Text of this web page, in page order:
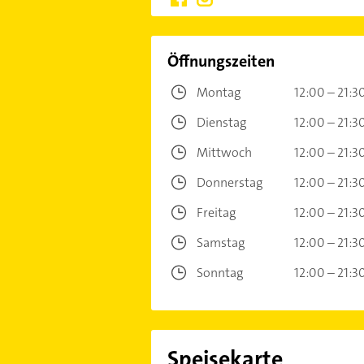
Öffnungszeiten
Montag
12:00 –
Dienstag
12:00 –
Mittwoch
12:00 –
Donnerstag
12:00 –
Freitag
12:00 –
Samstag
12:00 –
Sonntag
12:00 –